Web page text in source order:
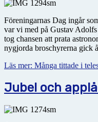
Föreningarnas Dag ingår
var vi med på Gustav
tog chansen att prata
nygjorda broschyrerna gick
Läs mer: Många tittade i
Jubel och